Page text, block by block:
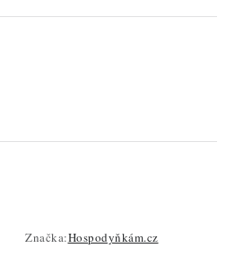
Značka:Hospodyňkám.cz